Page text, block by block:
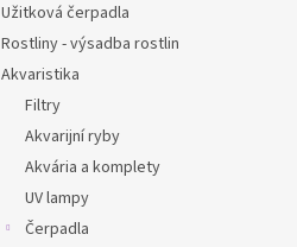
Užitková čerpadla
Rostliny - výsadba rostlin
Akvaristika
Filtry
Akvarijní ryby
Akvária a komplety
UV lampy
Čerpadla